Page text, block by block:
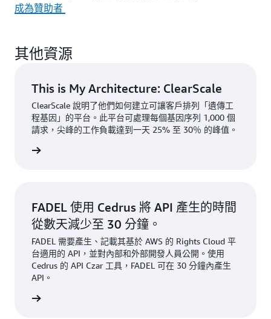
成為贊助者
其他資源
This is My Architecture: ClearScale
ClearScale 說明了他們如何建立可讓客戶排列「遺傳工
程基因」的平台。此平台可處理每個基因序列 1,000 個
請求，尖峰的工作負載達到一天 25% 至 30％ 的峰值。
FADEL 使用 Cedrus 將 API 產生的時間
從數天減少至 30 分鐘。
FADEL 需要產生、記載其基於 AWS 的 Rights Cloud 平
台適用的 API，並對內部和外部開發人員公開。使用
Cedrus 的 API Czar 工具，FADEL 可在 30 分鐘內產生
API。